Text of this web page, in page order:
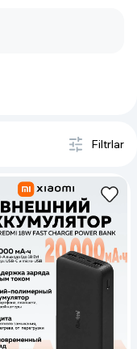
Filtrlar